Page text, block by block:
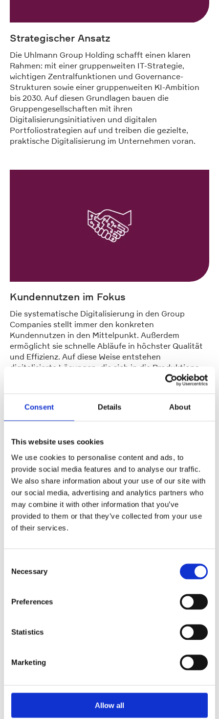
Consent Details About
This website uses cookies
We use cookies to personalise content and ads, to
provide social media features and to analyse our traffic.
We also share information about your use of our site with
our social media, advertising and analytics partners who
may combine it with other information that you’ve
provided to them or that they’ve collected from your use
of their services.
Selection
Necessary
Preferences
Statistics
Marketing
Allow all
Strategischer Ansatz
Die Uhlmann Group Holding schafft einen klaren
Rahmen: mit einer gruppenweiten IT-Strategie,
wichtigen Zentralfunktionen und Governance-
Strukturen sowie einer gruppenweiten KI-Ambition
bis 2030. Auf diesen Grundlagen bauen die
Gruppengesellschaften mit ihren
Digitalisierungsinitiativen und digitalen
Portfoliostrategien auf und treiben die gezielte,
praktische Digitalisierung im Unternehmen voran.
Kundennutzen im Fokus
Die systematische Digitalisierung in den Group
Companies stellt immer den konkreten
Kundennutzen in den Mittelpunkt. Außerdem
ermöglicht sie schnelle Abläufe in höchster Qualität
und Effizienz. Auf diese Weise entstehen
digitalisierte Lösungen, die sich in die Produktions-
und Systemumgebungen unserer Kunden optimal
Zusammenspiel aus dem praxisorientierten Future
und Industriepartnern sowie Forschungsprojekten
wie Factory‑X. So arbeiten wir bereits heute als
Verpackungsindustrie aktiv voran.
Group konkret